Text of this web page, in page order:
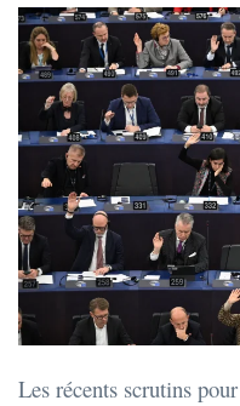
Les récents scrutins